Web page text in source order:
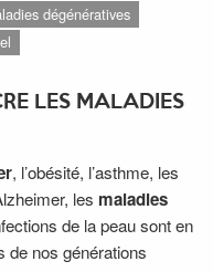
dégénératives
LES MALADIES
, l’obésité, l’asthme, les
les maladies
de la peau sont en
de nos générations